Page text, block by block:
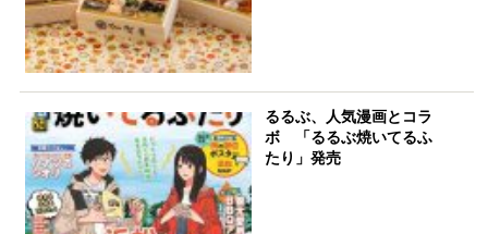
るるぶ、人気漫画とコラ
ボ 「るるぶ焼いてるふ
たり」発売